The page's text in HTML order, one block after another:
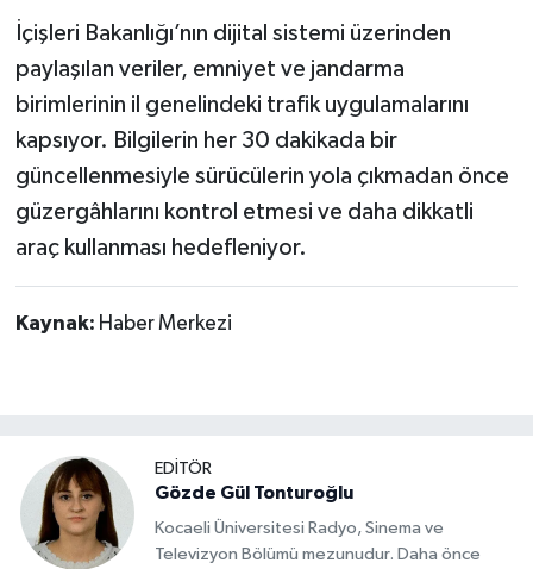
İçişleri Bakanlığı’nın dijital sistemi üzerinden
paylaşılan veriler, emniyet ve jandarma
birimlerinin il genelindeki trafik uygulamalarını
kapsıyor. Bilgilerin her 30 dakikada bir
güncellenmesiyle sürücülerin yola çıkmadan önce
güzergâhlarını kontrol etmesi ve daha dikkatli
araç kullanması hedefleniyor.
Kaynak: Haber Merkezi
EDİTÖR
Gözde Gül Tonturoğlu
Kocaeli Üniversitesi Radyo, Sinema ve
Televizyon Bölümü mezunudur. Daha önce